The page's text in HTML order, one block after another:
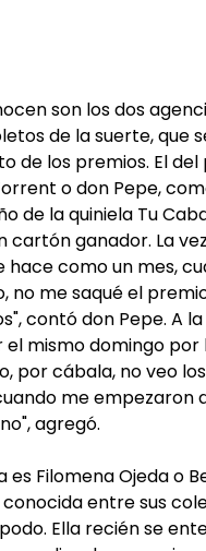
son los dos
de la suerte, que
de los premios. El
o don Pepe,
de la quiniela Tu
cartón ganador. La
hace como un mes,
no me saqué el
contó don Pepe. A
el mismo domingo por
por cábala, no veo
me empezaron
agregó.
es Filomena Ojeda o
entre sus
Ella recién se